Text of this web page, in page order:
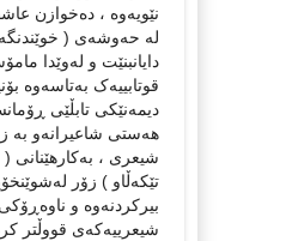
نێویەوە ، دەخوازن
لە حەوشەی (
دایانبنێت و لەوێدا
قوتابییەک بەتاسەوە
دیمەنێکی تابڵێی
هەستی شاعیرانەو بە
شیعری ، بەکارهێنانی
تێکەڵاو ) زۆر
بیرکردنەوە و
شیعرییەکەی قووڵتر